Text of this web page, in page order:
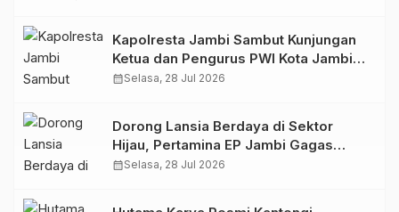
Kapolresta Jambi Sambut Kunjungan
Ketua dan Pengurus PWI Kota Jambi
Perkuat Sinergi dan Kolaborasi
calendar_monthSelasa, 28 Jul 2026
Dorong Lansia Berdaya di Sektor
Hijau, Pertamina EP Jambi Gagas
Lansiapreneur Batik Eco-Print
calendar_monthSelasa, 28 Jul 2026